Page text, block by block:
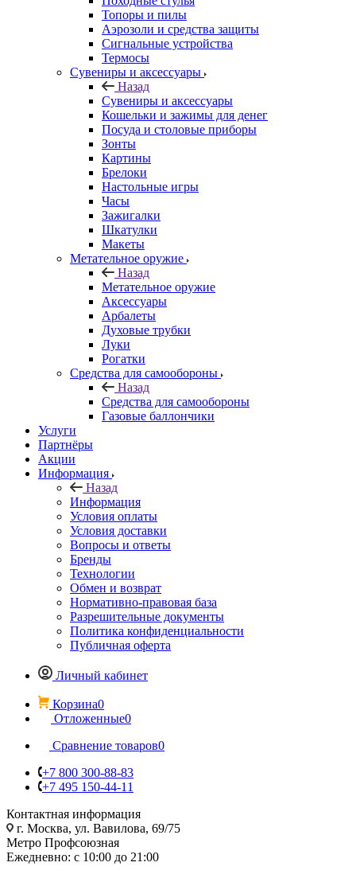
Топоры и пилы
Аэрозоли и средства защиты
Сигнальные устройства
Термосы
Сувениры и аксессуары
Назад
Сувениры и аксессуары
Кошельки и зажимы для денег
Посуда и столовые приборы
Зонты
Картины
Брелоки
Настольные игры
Часы
Зажигалки
Шкатулки
Макеты
Метательное оружие
Назад
Метательное оружие
Аксессуары
Арбалеты
Духовые трубки
Луки
Рогатки
Средства для самообороны
Назад
Средства для самообороны
Газовые баллончики
Услуги
Партнёры
Акции
Информация
Назад
Информация
Условия оплаты
Условия доставки
Вопросы и ответы
Бренды
Технологии
Обмен и возврат
Нормативно-правовая база
Разрешительные документы
Политика конфиденциальности
Публичная оферта
Личный кабинет
Корзина0
Отложенные0
Сравнение товаров0
+7 800 300-88-83
+7 495 150-44-11
Контактная информация
г. Москва, ул. Вавилова, 69/75
Метро Профсоюзная
Ежедневно: с 10:00 до 21:00